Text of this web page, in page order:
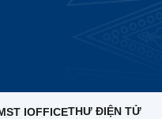
IOFFICETHƯ ĐIỆN TỬ